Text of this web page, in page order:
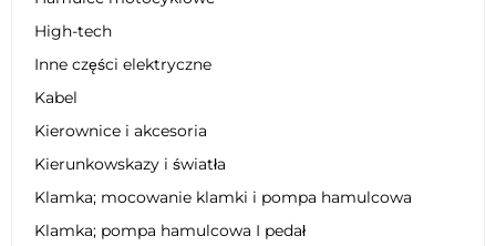
High-tech
Inne części elektryczne
Kabel
Kierownice i akcesoria
Kierunkowskazy i światła
Klamka; mocowanie klamki i pompa hamulcowa
Klamka; pompa hamulcowa I pedał